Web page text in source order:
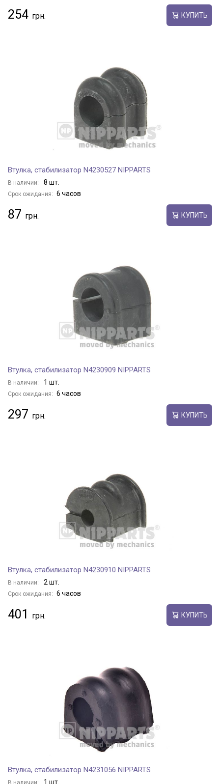
254 КУПИТЬ
Втулка, стабилизатор N4230527 NIPPARTS
В наличии: 8 шт.
Срок ожидания: 6 часов
87 КУПИТЬ
Втулка, стабилизатор N4230909 NIPPARTS
В наличии: 1 шт.
Срок ожидания: 6 часов
297 КУПИТЬ
Втулка, стабилизатор N4230910 NIPPARTS
В наличии: 2 шт.
Срок ожидания: 6 часов
401 КУПИТЬ
Втулка, стабилизатор N4231056 NIPPARTS
В наличии: 1 шт.